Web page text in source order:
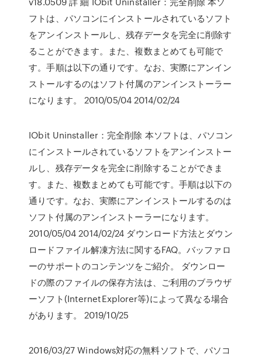
フトは、パソコンにインストールされているソフト
をアンインストールし、残存データを完全に削除す
ることができます。また、複数まとめても可能で
す。手順は以下の通りです。なお、実際にアンイン
ストールするのはソフト付属のアンインストーラー
になります。 2010/05/04 2014/02/24
IObit Uninstaller：完全削除 本ソフトは、パソコン
にインストールされているソフトをアンインストー
ルし、残存データを完全に削除することができま
す。また、複数まとめても可能です。手順は以下の
通りです。なお、実際にアンインストールするのは
ソフト付属のアンインストーラーになります。
2010/05/04 2014/02/24 ダウンロード方法とダウン
ロードファイル解凍方法に関するFAQ。バッファロ
ーのサポートのコンテンツをご紹介。 ダウンロー
ドの際のファイルの保存方法は、ご利用のブラウザ
ーソフト(InternetExplorer等)によって異なる場合
があります。 2019/10/25
2016/03/27 Windows対応の無料ソフトで、パソコ